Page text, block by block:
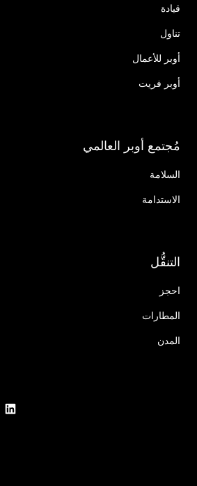
قيادة
تناول
أوبر للأعمال
أوبر فريت
مُجتمع أوبر العالمي
السلامة
الاستدامة
التنقُّل
احجز
المطارات
المدن